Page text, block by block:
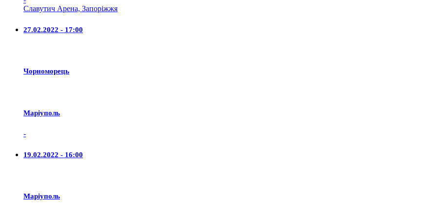
Славутич Арена, Запоріжжя
27.02.2022 - 17:00
Чорноморець
Маріуполь
-
19.02.2022 - 16:00
Маріуполь